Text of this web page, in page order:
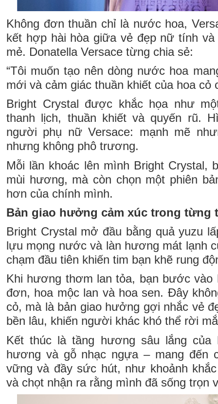
Không đơn thuần chỉ là nước hoa,
kết hợp hài hòa giữa vẻ đẹp nữ tính
mẻ. Donatella Versace từng chia sẻ:
“Tôi muốn tạo nên dòng nước hoa
mới và cảm giác thuần khiết của hoa cỏ
Bright Crystal được khắc họa như
thanh lịch, thuần khiết và quyến rũ.
người phụ nữ Versace: mạnh mẽ
nhưng không phô trương.
Mỗi lần khoác lên mình Bright Crystal,
mùi hương, mà còn chọn một phiên
hơn của chính mình.
Bản giao hưởng cảm xúc trong từng
Bright Crystal mở đầu bằng quả yuzu
lựu mọng nước và làn hương mát lạnh
chạm đầu tiên khiến tim bạn khẽ rung
Khi hương thơm lan tỏa, bạn bước vào
đơn, hoa mộc lan và hoa sen. Đây
cỏ, mà là bản giao hưởng gợi nhắc vẻ
bền lâu, khiến người khác khó thể rời
Kết thúc là tầng hương sâu lắng
hương và gỗ nhạc ngựa – mang đến
vững và đầy sức hút, như khoảnh
và chọt nhận ra rằng mình đã sống trọn